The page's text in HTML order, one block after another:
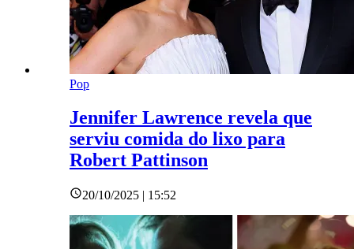
Pop
Jennifer Lawrence revela que
serviu comida do lixo para
Robert Pattinson
20/10/2025 | 15:52